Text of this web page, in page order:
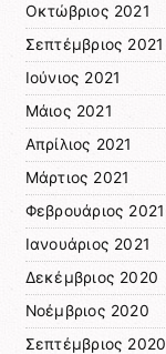
Οκτώβριος 2021
Σεπτέμβριος 2021
Ιούνιος 2021
Μάιος 2021
Απρίλιος 2021
Μάρτιος 2021
Φεβρουάριος 2021
Ιανουάριος 2021
Δεκέμβριος 2020
Νοέμβριος 2020
Σεπτέμβριος 2020